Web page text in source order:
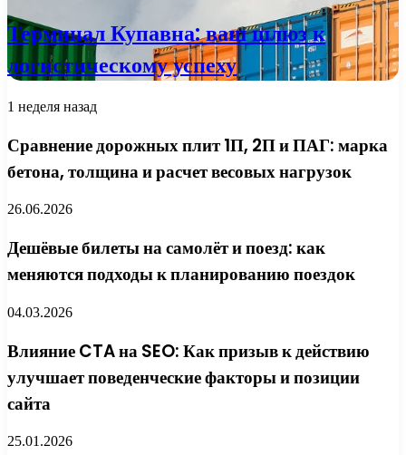
Терминал Купавна: ваш шлюз к
логистическому успеху
1 неделя назад
Сравнение дорожных плит 1П, 2П и ПАГ: марка
бетона, толщина и расчет весовых нагрузок
26.06.2026
Дешёвые билеты на самолёт и поезд: как
меняются подходы к планированию поездок
04.03.2026
Влияние CTA на SEO: Как призыв к действию
улучшает поведенческие факторы и позиции
сайта
25.01.2026